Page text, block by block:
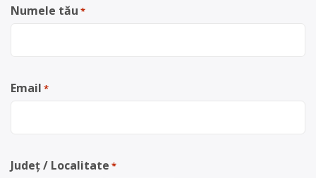
Numele tău *
Email *
Județ / Localitate *